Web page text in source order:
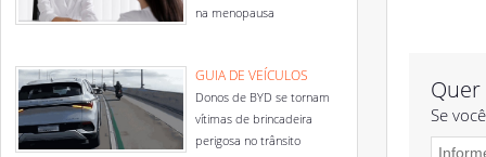
na menopausa
GUIA DE VEÍCULOS
Donos de BYD se tornam
vítimas de brincadeira
perigosa no trânsito
Se